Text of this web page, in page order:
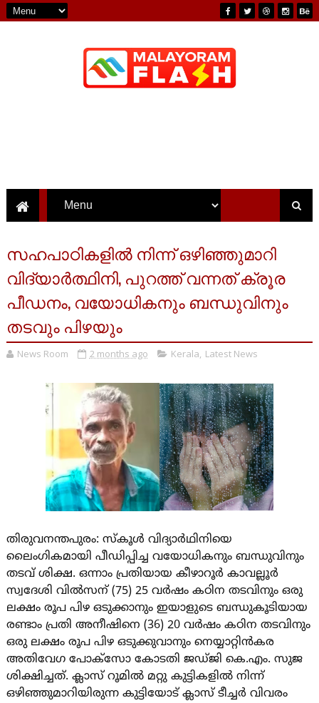
സഹപാഠികളിൽ നിന്ന് ഒഴിഞ്ഞുമാറി
വിദ്യാർത്ഥിനി, പുറത്ത് വന്നത് ക്രൂര
പീഡനം, വയോധികനും ബന്ധുവിനും
തടവും പിഴയും
News Room 2 months ago Kerala, Latest News
തിരുവനന്തപുരം: സ്കൂൾ വിദ്യാർഥിനിയെ
ലൈംഗികമായി പീഡിപ്പിച്ച വയോധികനും ബന്ധുവിനും
തടവ് ശിക്ഷ. ഒന്നാം പ്രതിയായ കീഴാറൂർ കാവല്ലൂർ
സ്വദേശി വിൽസന് (75) 25 വർഷം കഠിന തടവിനും ഒരു
ലക്ഷം രൂപ പിഴ ഒടുക്കാനും ഇയാളുടെ ബന്ധുകൂടിയായ
രണ്ടാം പ്രതി അനീഷിനെ (36) 20 വർഷം കഠിന തടവിനും
ഒരു ലക്ഷം രൂപ പിഴ ഒടുക്കുവാനും നെയ്യാറ്റിൻകര
അതിവേഗ പോക്സോ കോടതി ജഡ്ജി കെ.എം. സുജ
ശിക്ഷിച്ചത്. ക്ലാസ് റൂമിൽ മറ്റു കുട്ടികളിൽ നിന്ന്
ഒഴിഞ്ഞുമാറിയിരുന്ന കുട്ടിയോട് ക്ലാസ് ടീച്ചർ വിവരം